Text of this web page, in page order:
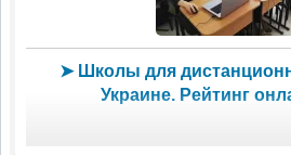
➤ Школы для
Украине. Рейтинг